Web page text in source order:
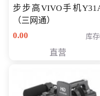
步步高VIVO手机
（三网通）
0.00
库
直营